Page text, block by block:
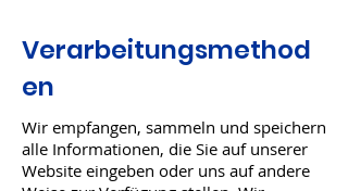
Verarbeitungsmethod
en
Wir empfangen, sammeln und speichern
alle Informationen, die Sie auf unserer
Website eingeben oder uns auf andere